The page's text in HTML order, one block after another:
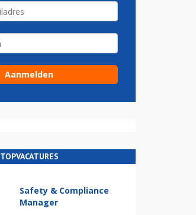
TOPVACATURES
Safety & Compliance
Manager